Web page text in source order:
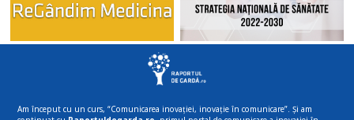
Am început cu un curs, “Comunicarea inovației, inovație în comunicare”. Și am